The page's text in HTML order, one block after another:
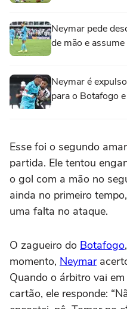
Neymar pede
de mão e
Neymar é
para o Botafogo
Esse foi o segundo
partida. Ele tentou
o gol com a mão no
ainda no primeiro
uma falta no ataque.
O zagueiro do Botafogo
momento, Neymar
Quando o árbitro vai
cartão, ele responde: